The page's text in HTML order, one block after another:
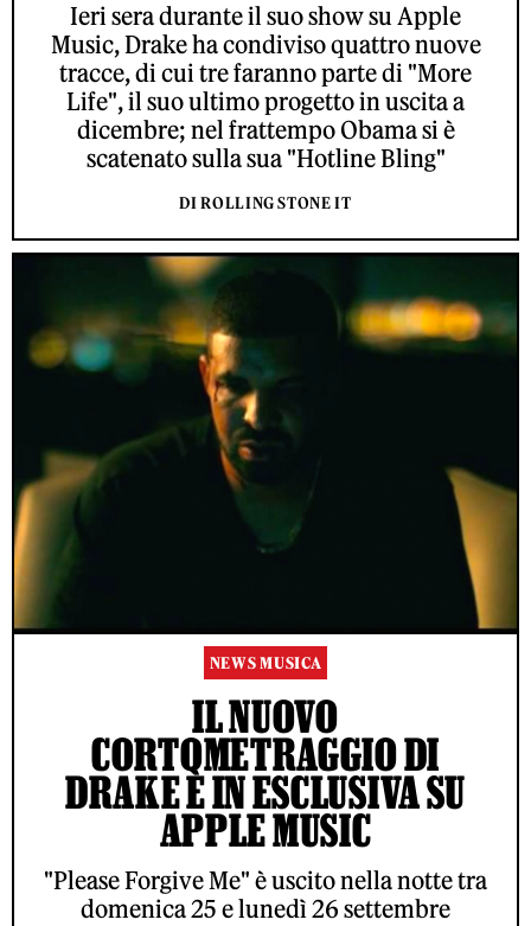
Ieri sera durante il suo show su Apple
Music, Drake ha condiviso quattro nuove
tracce, di cui tre faranno parte di "More
Life", il suo ultimo progetto in uscita a
dicembre; nel frattempo Obama si è
scatenato sulla sua "Hotline Bling"
DI ROLLING STONE IT
NEWS MUSICA
IL NUOVO
CORTOMETRAGGIO DI
DRAKE È IN ESCLUSIVA SU
APPLE MUSIC
"Please Forgive Me" è uscito nella notte tra
domenica 25 e lunedì 26 settembre